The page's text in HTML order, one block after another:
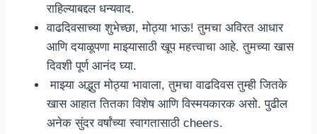
राहिल्याबद्दल धन्यवाद.
वाढदिवसाच्या शुभेच्छा, मोठ्या भाऊ! तुमचा अविरत आधार
आणि दयाळूपणा माझ्यासाठी खूप महत्त्वाचा आहे. तुमच्या खास
दिवशी पूर्ण आनंद घ्या.
माझ्या अद्भुत मोठ्या भावाला, तुमचा वाढदिवस तुम्ही जितके
खास आहात तितका विशेष आणि विस्मयकारक असो. पुढील
अनेक सुंदर वर्षांच्या स्वागतासाठी cheers.